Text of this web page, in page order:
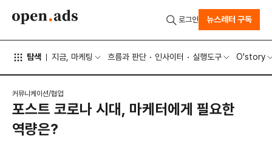
탐색 지금, 마케팅 흐름과 판단 인사이터 실행도구 O'story
로그인 뉴스레터 구독
커뮤니케이션/협업
포스트 코로나 시대, 마케터에게 필요한
역량은?